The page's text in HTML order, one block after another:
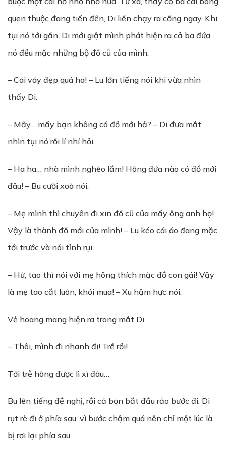
quen thuộc đang tiến đến, Di liền chạy ra cổng ngay. Khi
tụi nó tới gần, Di mới giật mình phát hiện ra cả ba đứa
nó đều mặc những bộ đồ cũ của mình.
– Cái váy đẹp quá ha! – Lu lớn tiếng nói khi vừa nhìn
thấy Di.
– Mấy… mấy bạn không có đồ mới hả? – Di đưa mắt
nhìn tụi nó rồi lí nhí hỏi.
– Ha ha… nhà mình nghèo lắm! Hông đứa nào có đồ mới
đâu! – Bu cười xoà nói.
– Mẹ mình thì chuyên đi xin đồ cũ của mấy ông anh họ!
Vậy là thành đồ mới của mình! – Lu kéo cái áo đang mặc
tới trước và nói tỉnh rụi.
– Hừ, tao thì nói với mẹ hông thích mặc đồ con gái! Vậy
là mẹ tao cắt luôn, khỏi mua! – Xu hậm hực nói.
Vẻ hoang mang hiện ra trong mắt Di.
– Thôi, mình đi nhanh đi! Trễ rồi!
Tới trễ hông được lì xì đâu…
Bu lên tiếng đề nghị, rồi cả bọn bắt đầu rảo bước đi. Di
rụt rè đi ở phía sau, vì bước chậm quá nên chỉ một lúc là
bị rơi lại phía sau.